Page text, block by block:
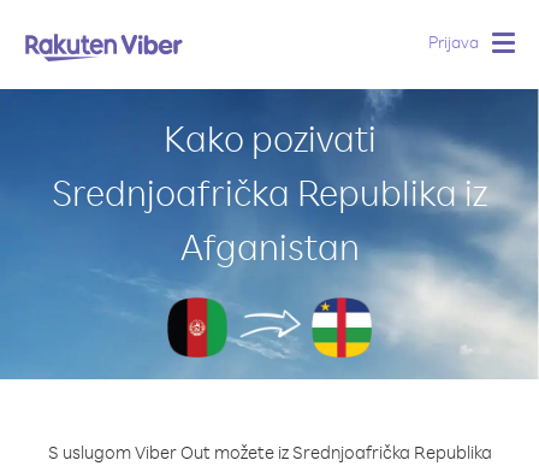
Prijava
Kako pozivati
Srednjoafrička Republika iz
Afganistan
S uslugom Viber Out možete iz Srednjoafrička Republika